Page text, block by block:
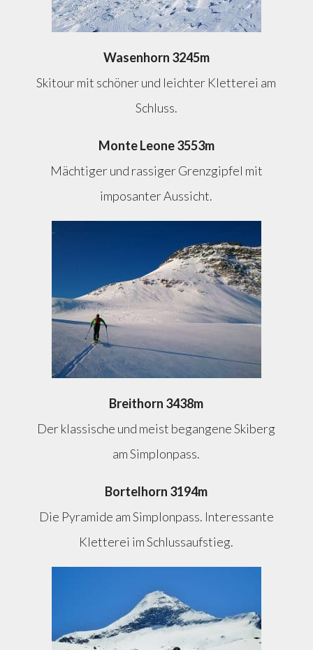
Wasenhorn 3245m
Skitour mit schöner und leichter Kletterei am
Schluss.
Monte Leone 3553m
Mächtiger und rassiger Grenzgipfel mit
imposanter Aussicht.
Breithorn 3438m
Der klassische und meist begangene Skiberg
am Simplonpass.
Bortelhorn 3194m
Die Pyramide am Simplonpass. Interessante
Kletterei im Schlussaufstieg.